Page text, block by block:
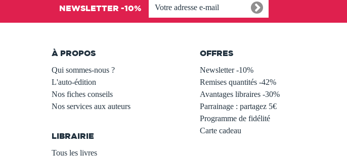
NEWSLETTER -10%
À PROPOS
Qui sommes-nous ?
L'auto-édition
Nos fiches conseils
Nos services aux auteurs
LIBRAIRIE
Tous les livres
OFFRES
Newsletter -10%
Remises quantités -42%
Avantages libraires -30%
Parrainage : partagez 5€
Programme de fidélité
Carte cadeau